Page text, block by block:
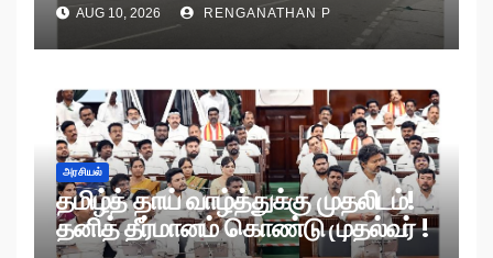
AUG 10, 2026 RENGANATHAN P
அரசியல்
தமிழ்த் தாய் வாழ்த்துக்கு முதலிடம்!
தனித் தீர்மானம் கொண்டு முதல்வர் !